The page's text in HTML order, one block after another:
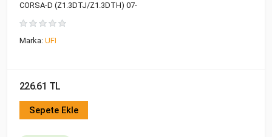
CORSA-D (Z1.3DTJ/Z1.3DTH) 07-
Marka: UFI
226.61 TL
Sepete Ekle